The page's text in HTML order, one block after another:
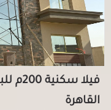
فيلا
القاهرة